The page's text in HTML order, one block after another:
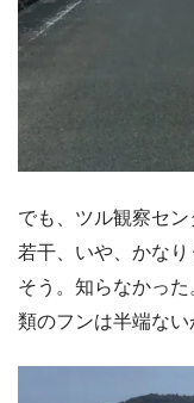
でも、ツル観察セ
若干、いや、かな
そう。知らなかっ
類のフンは半端ない